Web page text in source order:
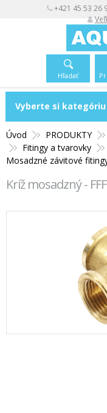
+421 45 53 26
Hľadať
Vyberte si kategóriu
Úvod PRODUKTY
Fitingy a tvarovky
Mosadzné závitové
Kríž mosadzný - FFF
Vyberte si kategóriu